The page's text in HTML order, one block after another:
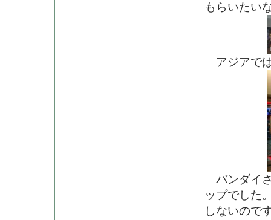
もらいたい
アジアで
バンダイ
ップでした
しないので